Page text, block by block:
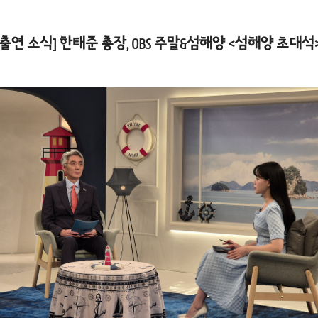
연 소식] 한태준 총장, OBS 주말&섬해양 <섬해양 초대